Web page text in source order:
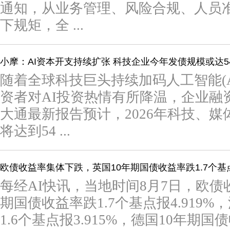
通知，从业务管理、风险合规、人员
下规矩，全 ...
小摩：AI资本开支持续扩张 科技企业今年发债规模或达
随着全球科技巨头持续加码人工智
资者对AI投资热情有所降温，企业融
大通最新报告预计，2026年科技、
将达到54 ...
欧债收益率集体下跌，英国10年期国债收益率跌1.7个基
每经AI快讯，当地时间8月7日，欧债
期国债收益率跌1.7个基点报4.919%
1.6个基点报3.915%，德国10年期国